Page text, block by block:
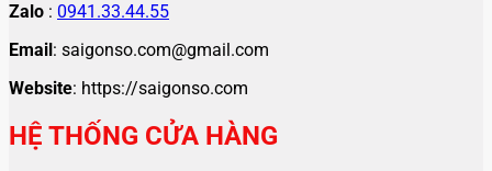
Zalo : 0941.33.44.55
Email: saigonso.com@gmail.com
Website: https://saigonso.com
HỆ THỐNG CỬA HÀNG